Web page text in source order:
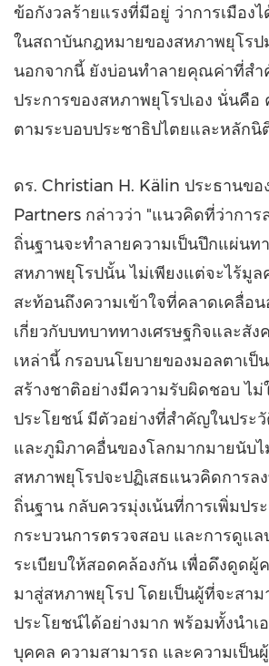
ข้อกังวลร้ายแรงที่มีอยู่ ว่าการเมือง
ในสถาบันกฎหมายของสหภาพยุโรป
นอกจากนี้ ยังบ่อนทำลายคุณค่าที่ส
ประการของสหภาพยุโรปเอง นั่นคือ
ตามระบอบประชาธิปไตยและหลักนิ
ดร. Christian H. Kälin ประธานขอ
Partners กล่าวว่า "แนวคิดที่ว่าการ
ถิ่นฐานจะทำลายความเป็นปึกแผ่นท
สหภาพยุโรปนั้น ไม่เพียงแต่จะไร้มูล
สะท้อนถึงความเข้าใจที่คลาดเคลื่อน
เกี่ยวกับบทบาททางเศรษฐกิจและสัง
เหล่านี้ กรอบนโยบายของมอลตาเป็
สร้างชาติอย่างมีความรับผิดชอบ ไ
ประโยชน์ มีตัวอย่างที่สำคัญในประ
และภูมิภาคอื่นของโลกมากมายนับ
สหภาพยุโรปจะปฏิเสธแนวคิดการล
ถิ่นฐาน กลับควรมุ่งเน้นที่การเพิ่มปร
กระบวนการตรวจสอบ และการดูแล
ระเบียบให้สอดคล้องกัน เพื่อดึงดูดผู้
มาสู่สหภาพยุโรป โดยเป็นผู้ที่จะสาม
ประโยชน์ได้อย่างมาก พร้อมทั้งนำเ
บุคคล ความสามารถ และความเป็น